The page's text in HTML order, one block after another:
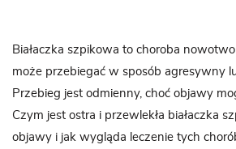
Białaczka szpikowa to choroba
może przebiegać w sposób agresywny
Przebieg jest odmienny, choć objawy
Czym jest ostra i przewlekła białaczka
objawy i jak wygląda leczenie tych